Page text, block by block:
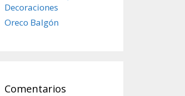
Decoraciones
Oreco Balgón
Comentarios